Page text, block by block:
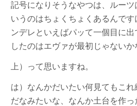
記号になりそうなやつは、ルー
いうのはちょくちょくあるんで
ンデレといえばパッて一個目に
したのはエヴァが最初じゃないか
上）って思いますね。
は）なんかだいたい何見てもこれ
だなみたいな、なんか土台を作